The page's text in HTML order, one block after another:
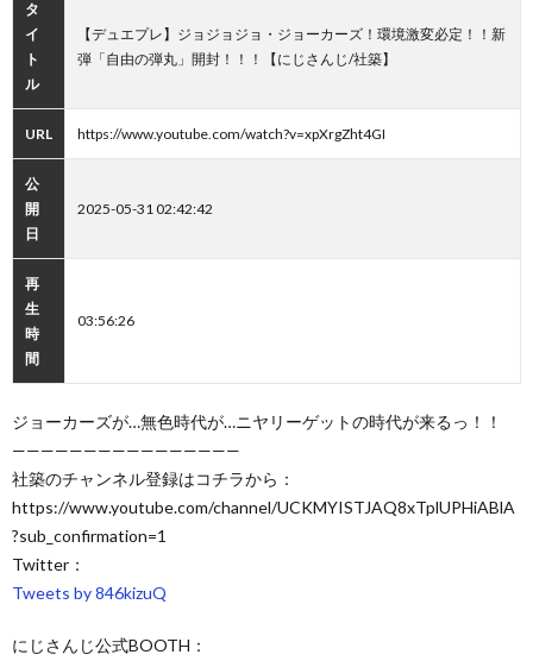
タ
イ
ト
ル
【デュエプレ】ジョジョジョ・ジョーカーズ！環境激変必定！！新
弾「自由の弾丸」開封！！！【にじさんじ/社築】
URL https://www.youtube.com/watch?v=xpXrgZht4GI
公
開
日
2025-05-31 02:42:42
再
生
時
間
03:56:26
ジョーカーズが…無色時代が…ニヤリーゲットの時代が来るっ！！
————————————————
社築のチャンネル登録はコチラから：
https://www.youtube.com/channel/UCKMYISTJAQ8xTplUPHiABlA
?sub_confirmation=1
Twitter：
Tweets by 846kizuQ
にじさんじ公式BOOTH：